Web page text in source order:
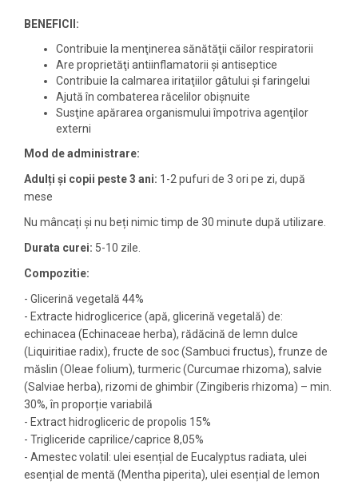
BENEFICII:
Contribuie la menţinerea sănătăţii căilor respiratorii
Are proprietăţi antiinflamatorii şi antiseptice
Contribuie la calmarea iritaţiilor gâtului şi faringelui
Ajută în combaterea răcelilor obişnuite
Susţine apărarea organismului împotriva agenţilor
externi
Mod de administrare:
Adulți și copii peste 3 ani: 1-2 pufuri de 3 ori pe zi, după
mese
Nu mâncați și nu beți nimic timp de 30 minute după utilizare.
Durata curei: 5-10 zile.
Compozitie:
- Glicerină vegetală 44%
- Extracte hidroglicerice (apă, glicerină vegetală) de:
echinacea (Echinaceae herba), rădăcină de lemn dulce
(Liquiritiae radix), fructe de soc (Sambuci fructus), frunze de
măslin (Oleae folium), turmeric (Curcumae rhizoma), salvie
(Salviae herba), rizomi de ghimbir (Zingiberis rhizoma) – min.
30%, în proporție variabilă
- Extract hidrogliceric de propolis 15%
- Trigliceride caprilice/caprice 8,05%
- Amestec volatil: ulei esențial de Eucalyptus radiata, ulei
esențial de mentă (Mentha piperita), ulei esențial de lemon